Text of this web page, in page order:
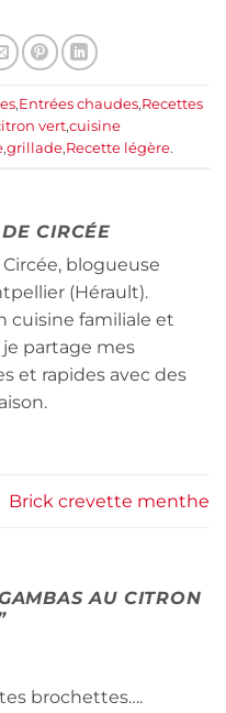
,Entrées chaudes,Recettes
vert,cuisine
,grillade,Recette légère.
CIRCÉE
blogueuse
(Hérault).
cuisine familiale et
partage mes
et rapides avec des
Brick crevette menthe
AU CITRON
brochettes….